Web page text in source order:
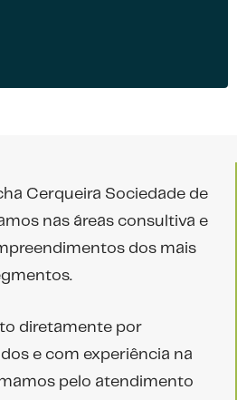
Cerqueira Sociedade de
nas áreas consultiva e
dos mais
diretamente por
e com experiência na
pelo atendimento